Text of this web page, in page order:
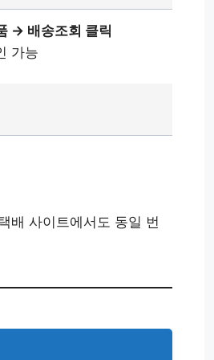
→ 배송조회 클릭
가능
배 사이트에서도 동일 번